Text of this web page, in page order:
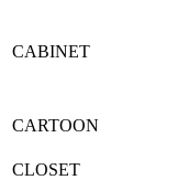
CABINET
CARTOON
CLOSET